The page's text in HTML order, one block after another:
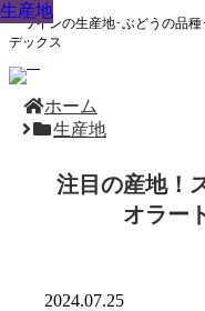
『ワインの生産地･ぶどうの品
デックス
ホーム
生産地
注目の産地！
オラー
生産地
2024.07.25
生産地
生産地
生産地
生産地
生産地
生産地
生産地
生産地